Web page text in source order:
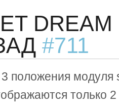
#711
положения
только